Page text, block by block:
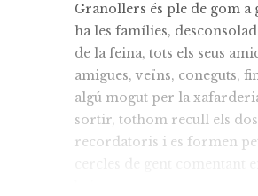
Granollers és ple de gom a
ha les famílies,
de la feina, tots els seus
amigues, veïns, coneguts,
algú mogut per la
sortir, tothom recull els dos
recordatoris i es formen